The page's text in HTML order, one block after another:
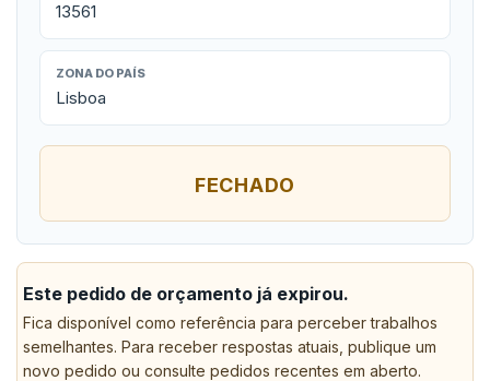
13561
ZONA DO PAÍS
Lisboa
FECHADO
Este pedido de orçamento já expirou.
Fica disponível como referência para perceber trabalhos
semelhantes. Para receber respostas atuais, publique um
novo pedido ou consulte pedidos recentes em aberto.